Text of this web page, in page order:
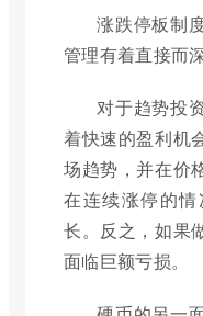
涨跌停板制
管理有着直接而
对于趋势投
着快速的盈利机
场趋势，并在价
在连续涨停的
长。反之，如果
面临巨额亏损。